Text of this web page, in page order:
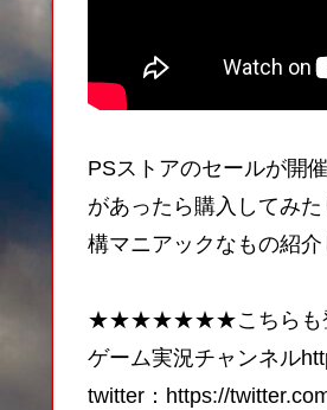
PSストアのセールが開
があったら購入してみ
構マニアックなもの紹介
★★★★★★★こちらも
ゲーム実況チャンネル
twitter：https://